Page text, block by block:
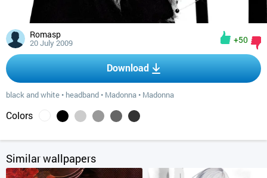
Romasp
20 July 2009 +50
Download
black and white • headband • Madonna • Madonna
Colors
Similar wallpapers